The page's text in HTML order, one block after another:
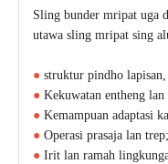
Sling bunder mripat uga
utawa sling mripat sing
● struktur pindho
● Kekuwatan entheng
● Kemampuan adaptasi
● Operasi prasaja lan trep;
● Irit lan ramah